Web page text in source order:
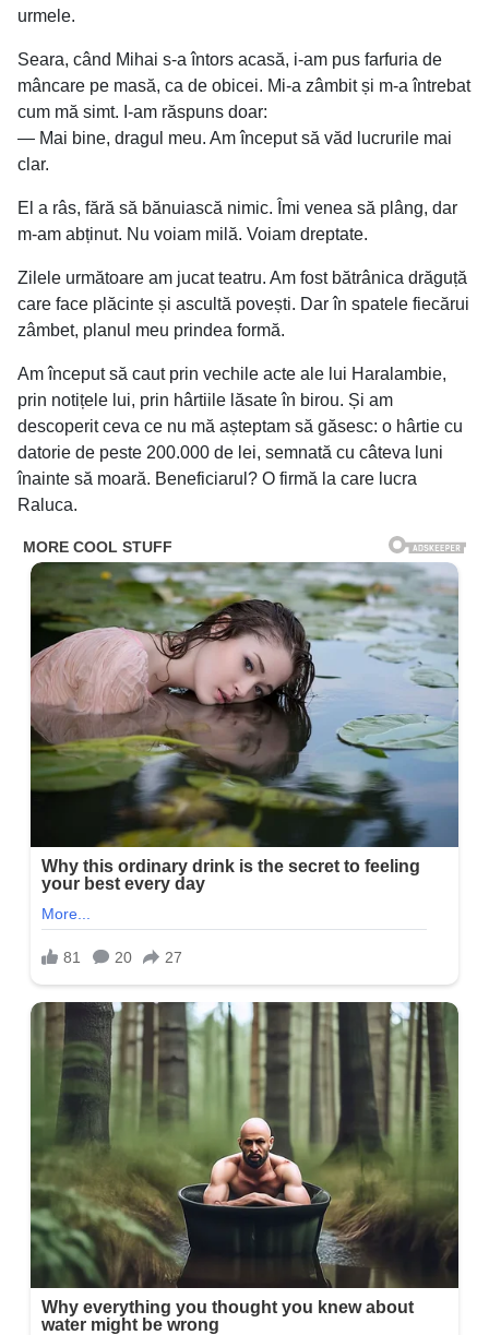
urmele.
Seara, când Mihai s-a întors acasă, i-am pus farfuria de
mâncare pe masă, ca de obicei. Mi-a zâmbit și m-a întrebat
cum mă simt. I-am răspuns doar:
— Mai bine, dragul meu. Am început să văd lucrurile mai
clar.
El a râs, fără să bănuiască nimic. Îmi venea să plâng, dar
m-am abținut. Nu voiam milă. Voiam dreptate.
Zilele următoare am jucat teatru. Am fost bătrânica drăguță
care face plăcinte și ascultă povești. Dar în spatele fiecărui
zâmbet, planul meu prindea formă.
Am început să caut prin vechile acte ale lui Haralambie,
prin notițele lui, prin hârtiile lăsate în birou. Și am
descoperit ceva ce nu mă așteptam să găsesc: o hârtie cu
datorie de peste 200.000 de lei, semnată cu câteva luni
înainte să moară. Beneficiarul? O firmă la care lucra
Raluca.